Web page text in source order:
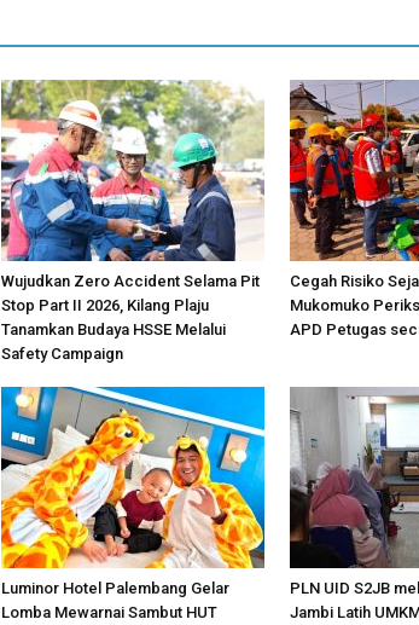
Wujudkan Zero Accident Selama Pit
Stop Part II 2026, Kilang Plaju
Tanamkan Budaya HSSE Melalui
Safety Campaign
Cegah Risiko
Mukomuko
APD Petugas
Luminor Hotel Palembang Gelar
Lomba Mewarnai Sambut HUT
PLN UID S2JB
Jambi Latih